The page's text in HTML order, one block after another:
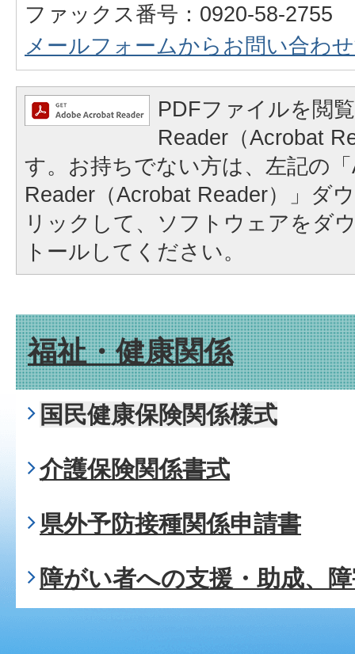
ファックス番号：0920-58-2755
メールフォームからお問い合わ
PDFファイルを閲
Reader（Acrobat
す。お持ちでない方は、左記の
Reader（Acrobat Reader）」ダ
リックして、ソフトウェアをダ
トールしてください。
福祉・健康関係
国民健康保険関係様式
介護保険関係書式
県外予防接種関係申請書
障がい者への支援・助成、